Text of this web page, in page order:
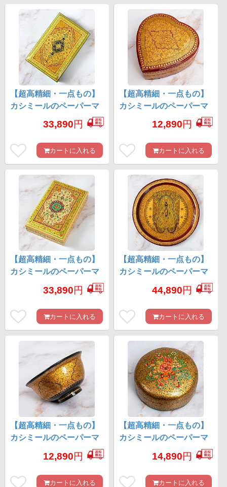
【超高精細・一点もの】
カシミールのペーパーマ
ッシュ 永久の園 長方形小
物入れ 約22.5cm x 約
14.8cm
33,890円
カートに入れる
【超高精細・一点もの】
カシミールのペーパーマ
ッシュ ハート型小物入れ
約11cm x 約10.5cm
12,890円
カートに入れる
【超高精細・一点もの】
カシミールのペーパーマ
ッシュ 永久の園 長方形小
物入れ 約22.5cm x 約15cm
33,890円
カートに入れる
【超高精細・一点もの】
カシミールのペーパーマ
25.2cm x 約25.2cm
44,890円
カートに入れる
【超高精細・一点もの】
カシミールのペーパーマ
ッシュ 黒地に黄金の樹 椀
型小物入れ 約11.8cm x 約
11.8cm
12,890円
カートに入れる
【超高精細・一点もの】
カシミールのペーパーマ
ッシュ 金色百花繚乱 円形
小物入れ 約11cm x 約
11cm
14,890円
カートに入れる